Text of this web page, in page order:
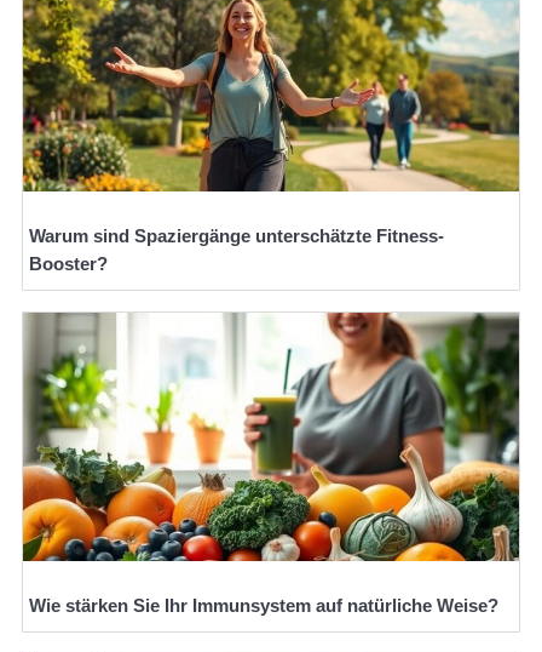
Warum sind Spaziergänge unterschätzte Fitness-
Booster?
Wie stärken Sie Ihr Immunsystem auf natürliche Weise?